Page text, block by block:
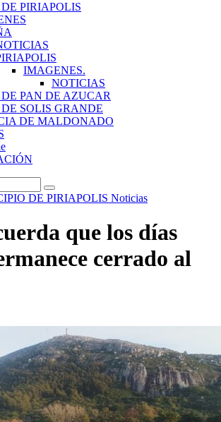
PIRIAPOLIS
IMAGENES.
NOTICIAS
PAN DE AZUCAR
SOLIS GRANDE
DE MALDONADO
DE PIRIAPOLIS Noticias
que los días
cerrado al